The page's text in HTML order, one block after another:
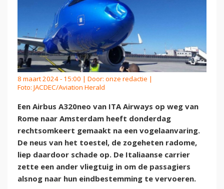
8 maart 2024 - 15:00 | Door: onze redactie |
Foto: JACDEC/Aviation Herald
Een Airbus A320neo van ITA Airways op weg van
Rome naar Amsterdam heeft donderdag
rechtsomkeert gemaakt na een vogelaanvaring.
De neus van het toestel, de zogeheten radome,
liep daardoor schade op. De Italiaanse carrier
zette een ander vliegtuig in om de passagiers
alsnog naar hun eindbestemming te vervoeren.